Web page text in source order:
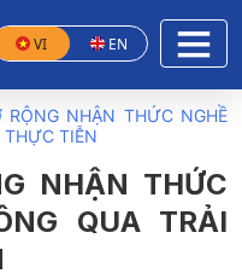
VI EN
RỘNG NHẬN THỨC NGHỀ
THỰC TIỄN
NHẬN THỨC
QUA TRẢI